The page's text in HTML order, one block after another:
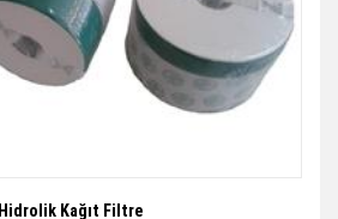
Hidrolik Kağıt Filtre